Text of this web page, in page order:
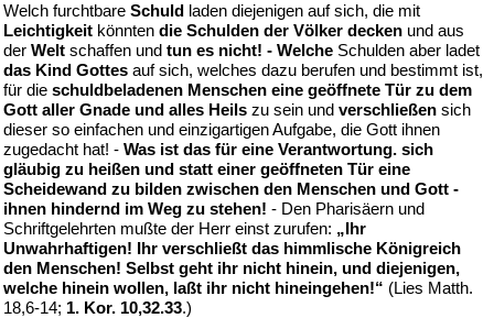
Welch furchtbare Schuld laden diejenigen auf sich, die mit
Leichtigkeit könnten die Schulden der Völker decken und aus
der Welt schaffen und tun es nicht! - Welche Schulden aber ladet
das Kind Gottes auf sich, welches dazu berufen und bestimmt ist,
für die schuldbeladenen Menschen eine geöffnete Tür zu dem
Gott aller Gnade und alles Heils zu sein und verschließen sich
dieser so einfachen und einzigartigen Aufgabe, die Gott ihnen
zugedacht hat! - Was ist das für eine Verantwortung. sich
gläubig zu heißen und statt einer geöffneten Tür eine
Scheidewand zu bilden zwischen den Menschen und Gott -
ihnen hindernd im Weg zu stehen! - Den Pharisäern und
Schriftgelehrten mußte der Herr einst zurufen: „Ihr
Unwahrhaftigen! Ihr verschließt das himmlische Königreich
den Menschen! Selbst geht ihr nicht hinein, und diejenigen,
welche hinein wollen, laßt ihr nicht hineingehen!“ (Lies Matth.
18,6-14; 1. Kor. 10,32.33.)